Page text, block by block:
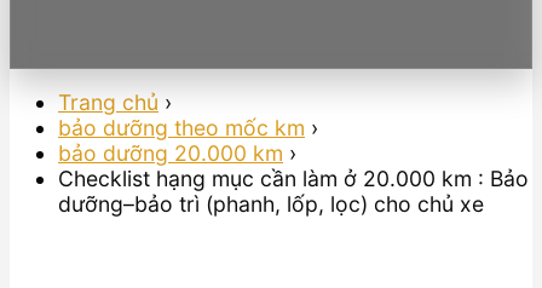
Trang chủ ›
bảo dưỡng theo mốc km ›
bảo dưỡng 20.000 km ›
Checklist hạng mục cần làm ở 20.000 km : Bảo
dưỡng–bảo trì (phanh, lốp, lọc) cho chủ xe